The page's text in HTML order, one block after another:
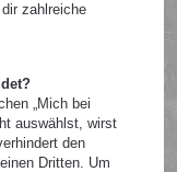
zahlreiche
„Mich bei
auswählst, wirst
den
Dritten. Um